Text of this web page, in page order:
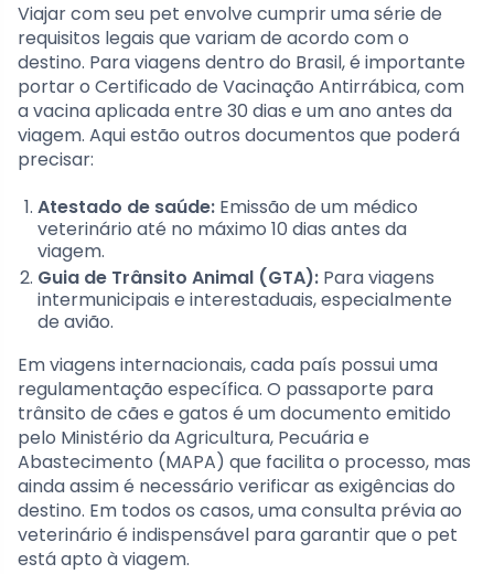
Viajar com seu pet envolve cumprir uma série de
requisitos legais que variam de acordo com o
destino. Para viagens dentro do Brasil, é importante
portar o Certificado de Vacinação Antirrábica, com
a vacina aplicada entre 30 dias e um ano antes da
viagem. Aqui estão outros documentos que poderá
precisar:
Atestado de saúde: Emissão de um médico
veterinário até no máximo 10 dias antes da
viagem.
Guia de Trânsito Animal (GTA): Para viagens
intermunicipais e interestaduais, especialmente
de avião.
Em viagens internacionais, cada país possui uma
regulamentação específica. O passaporte para
trânsito de cães e gatos é um documento emitido
pelo Ministério da Agricultura, Pecuária e
Abastecimento (MAPA) que facilita o processo, mas
ainda assim é necessário verificar as exigências do
destino. Em todos os casos, uma consulta prévia ao
veterinário é indispensável para garantir que o pet
está apto à viagem.